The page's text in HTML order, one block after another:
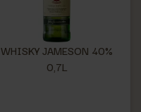
WHISKY JAMESON 40%
0,7L